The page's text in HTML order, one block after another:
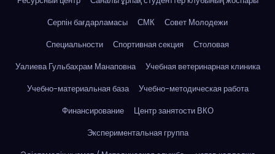
Серпін бағдарламасы
СМК
Совет Молодежи
Специальности
Спортивная секция
Столовая
Уалиева Гульбахрам Манаповна
Учебная ветеринарная клиника
Учебно-материальная база
Учебно-методическая работа
Финансирование
Центр занятости ВКО
Экспериментальная группа